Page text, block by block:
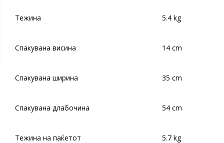
Тежина 5.4 kg
Спакувана висина 14 cm
Спакувана ширина 35 cm
Спакувана длабочина 54 cm
Тежина на паќетот 5.7 kg